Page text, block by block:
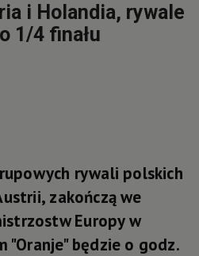
i Holandia, rywale
1/4 finału
rywali polskich
zakończą we
Europy w
"Oranje" będzie o godz.